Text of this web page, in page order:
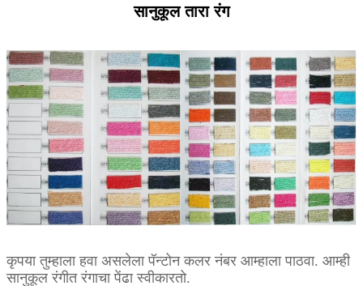
सानुकूल तारा रंग
कृपया तुम्हाला हवा असलेला पॅन्टोन कलर नंबर आम्हाला पाठवा. आम्ही
सानुकूल रंगीत रंगाचा पेंढा स्वीकारतो.